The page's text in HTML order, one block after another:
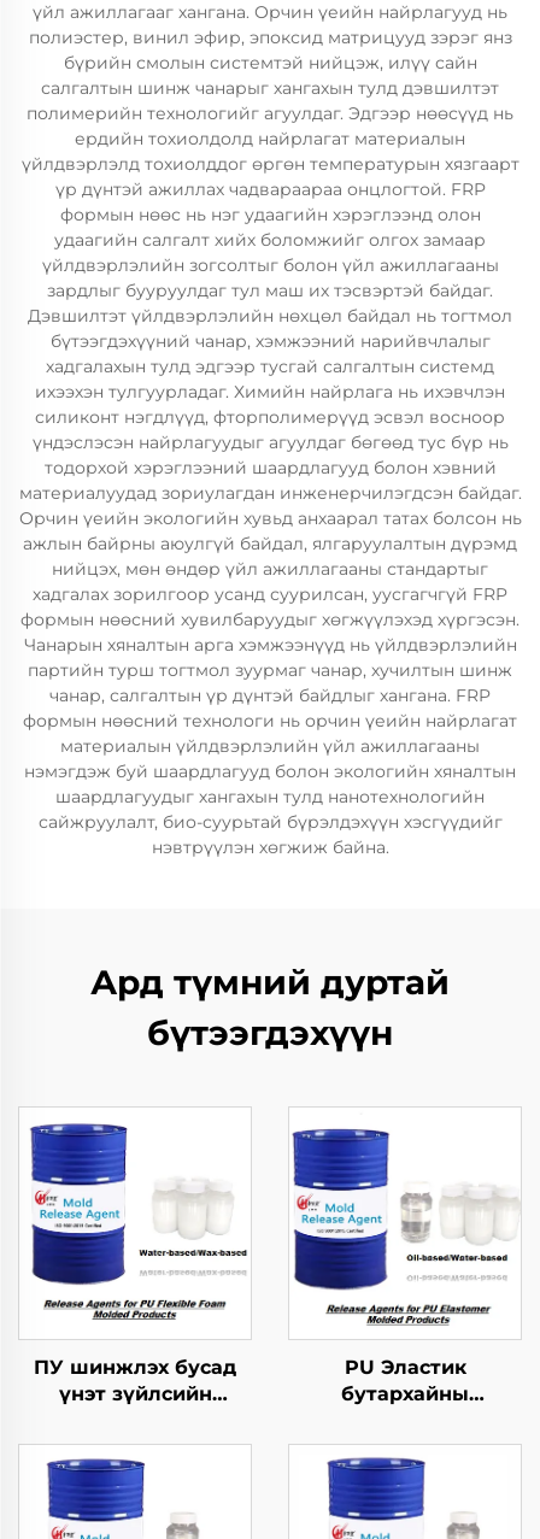
үйл ажиллагааг хангана. Орчин үеийн найрлагууд нь
полиэстер, винил эфир, эпоксид матрицууд зэрэг янз
бүрийн смолын системтэй нийцэж, илүү сайн
салгалтын шинж чанарыг хангахын тулд дэвшилтэт
полимерийн технологийг агуулдаг. Эдгээр нөөсүүд нь
ердийн тохиолдолд найрлагат материалын
үйлдвэрлэлд тохиолддог өргөн температурын хязгаарт
үр дүнтэй ажиллах чадвараараа онцлогтой. FRP
формын нөөс нь нэг удаагийн хэрэглээнд олон
удаагийн салгалт хийх боломжийг олгох замаар
үйлдвэрлэлийн зогсолтыг болон үйл ажиллагааны
зардлыг бууруулдаг тул маш их тэсвэртэй байдаг.
Дэвшилтэт үйлдвэрлэлийн нөхцөл байдал нь тогтмол
бүтээгдэхүүний чанар, хэмжээний нарийвчлалыг
хадгалахын тулд эдгээр тусгай салгалтын системд
ихээхэн тулгуурладаг. Химийн найрлага нь ихэвчлэн
силиконт нэгдлүүд, фторполимерүүд эсвэл восноор
үндэслэсэн найрлагуудыг агуулдаг бөгөөд тус бүр нь
тодорхой хэрэглээний шаардлагууд болон хэвний
материалуудад зориулагдан инженерчилэгдсэн байдаг.
Орчин үеийн экологийн хувьд анхаарал татах болсон нь
ажлын байрны аюулгүй байдал, ялгаруулалтын дүрэмд
нийцэх, мөн өндөр үйл ажиллагааны стандартыг
хадгалах зорилгоор усанд суурилсан, уусгагчгүй FRP
формын нөөсний хувилбаруудыг хөгжүүлэхэд хүргэсэн.
Чанарын хяналтын арга хэмжээнүүд нь үйлдвэрлэлийн
партийн турш тогтмол зуурмаг чанар, хучилтын шинж
чанар, салгалтын үр дүнтэй байдлыг хангана. FRP
формын нөөсний технологи нь орчин үеийн найрлагат
материалын үйлдвэрлэлийн үйл ажиллагааны
нэмэгдэж буй шаардлагууд болон экологийн хяналтын
шаардлагуудыг хангахын тулд нанотехнологийн
сайжруулалт, био-суурьтай бүрэлдэхүүн хэсгүүдийг
нэвтрүүлэн хөгжиж байна.
Ард түмний дуртай
бүтээгдэхүүн
ПУ шинжлэх бусад
үнэт зүйлсийн
бутархайг гаргах
агент
PU Эластик
бутархайны
зохицуулах тусгайлал